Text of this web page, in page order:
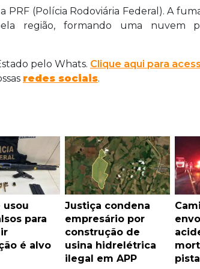
(Polícia Rodoviária Federal). A
região, formando uma nuvem
pelo Whats. Clique aqui para
redes sociais.
usou
para
é alvo
Justiça condena
empresário por
construção de
usina hidrelétrica
ilegal em APP